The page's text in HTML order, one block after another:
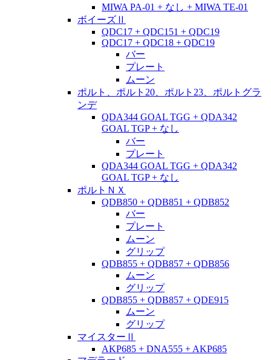
MIWA PA-01 + なし + MIWA TE-01
ボイーズⅡ
QDC17 + QDC151 + QDC19
QDC17 + QDC18 + QDC19
バー
プレート
ムーン
ポルト、ポルト20、ポルト23、ポルトグラ
ンデ
QDA344 GOAL TGG + QDA342
GOAL TGP + なし
バー
プレート
QDA344 GOAL TGG + QDA342
GOAL TGP + なし
ポルトＮＸ
QDB850 + QDB851 + QDB852
バー
プレート
ムーン
グリップ
QDB855 + QDB857 + QDB856
ムーン
グリップ
QDB855 + QDB857 + QDE915
ムーン
グリップ
マイスターⅡ
AKP685 + DNA555 + AKP685